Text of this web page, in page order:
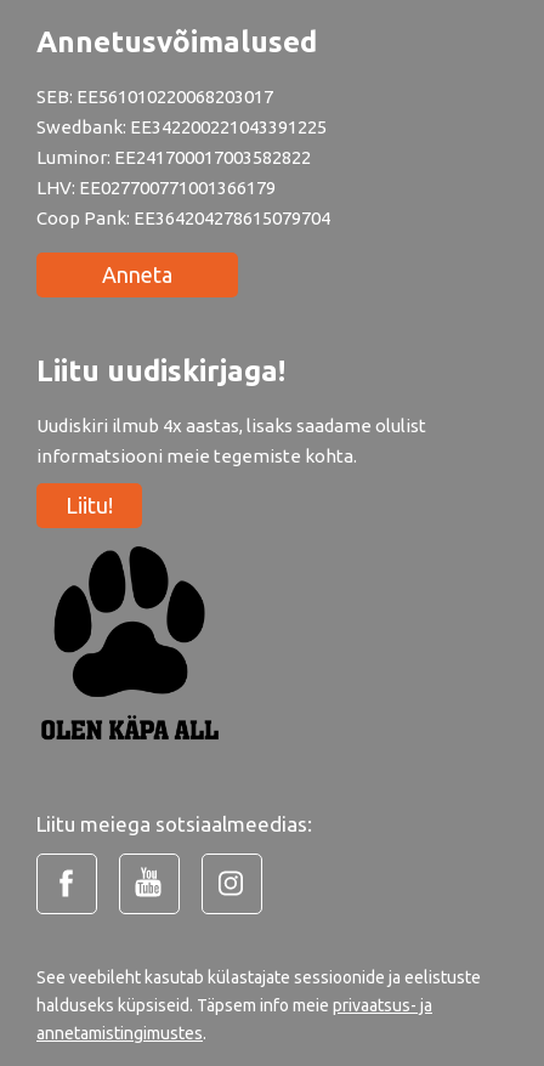
Annetusvõimalused
SEB: EE561010220068203017
Swedbank: EE342200221043391225
Luminor: EE241700017003582822
LHV: EE027700771001366179
Coop Pank: EE364204278615079704
Anneta
Liitu uudiskirjaga!
Uudiskiri ilmub 4x aastas, lisaks saadame olulist
informatsiooni meie tegemiste kohta.
Liitu!
Liitu meiega sotsiaalmeedias:
See veebileht kasutab külastajate sessioonide ja eelistuste
halduseks küpsiseid. Täpsem info meie privaatsus- ja
annetamistingimustes.